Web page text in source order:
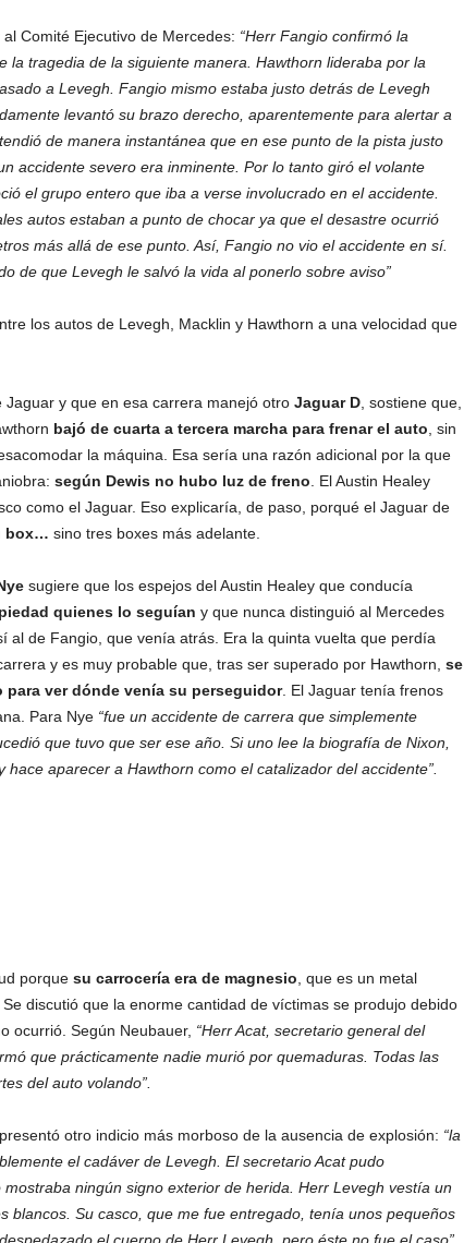
Comité Ejecutivo de Mercedes: “Herr Fangio confirmó la
la tragedia de la siguiente manera. Hawthorn lideraba por la
a Levegh. Fangio mismo estaba justo detrás de Levegh
levantó su brazo derecho, aparentemente para alertar a
de manera instantánea que en ese punto de la pista justo
accidente severo era inminente. Por lo tanto giró el volante
el grupo entero que iba a verse involucrado en el accidente.
autos estaban a punto de chocar ya que el desastre ocurrió
más allá de ese punto. Así, Fangio no vio el accidente en sí.
de que Levegh le salvó la vida al ponerlo sobre aviso”
los autos de Levegh, Macklin y Hawthorn a una velocidad que
Jaguar y que en esa carrera manejó otroJaguar D, sostiene que,
bajó de cuarta a tercera marcha para frenar el auto , sin
la máquina. Esa sería una razón adicional por la que
según Dewis no hubo luz de freno . El Austin Healey
como el Jaguar. Eso explicaría, de paso, porqué el Jaguar de
box… sino tres boxes más adelante.
sugiere que los espejos del Austin Healey que conducía
quienes lo seguían y que nunca distinguió al Mercedes
al de Fangio, que venía atrás. Era la quinta vuelta que perdía
y es muy probable que, tras ser superado por Hawthorn, se
ver dónde venía su perseguidor. El Jaguar tenía frenos
Para Nye “fue un accidente de carrera que simplemente
que tuvo que ser ese año. Si uno lee la biografía de Nixon,
aparecer a Hawthorn como el catalizador del accidente”.
porquesu carrocería era de magnesio , que es un metal
discutió que la enorme cantidad de víctimas se produjo debido
ocurrió. Según Neubauer, “Herr Acat, secretario general del
que prácticamente nadie murió por quemaduras. Todas las
del auto volando”.
otro indicio más morboso de la ausencia de explosión: “la
el cadáver de Levegh. El secretario Acat pudo
ningún signo exterior de herida. Herr Levegh vestía un
blancos. Su casco, que me fue entregado, tenía unos pequeños